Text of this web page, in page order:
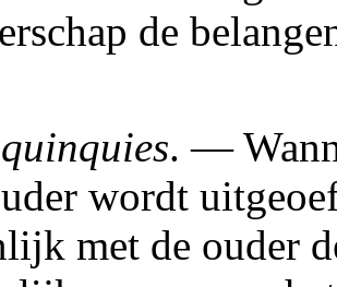
de
quinquies. —
wordt
met de ouder